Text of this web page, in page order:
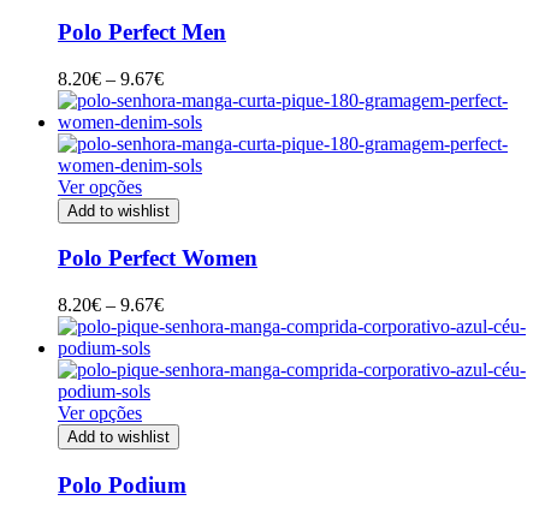
Polo Perfect Men
8.20€ – 9.67€Price
range:
8.20€
through
9.67€
Ver opções
Add to wishlist
Polo Perfect Women
8.20€ – 9.67€Price
range:
through
Ver opções
Add to wishlist
Polo Podium